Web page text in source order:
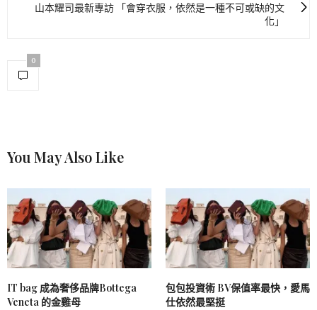
山本耀司最新專訪 「會穿衣服，依然是一種不可或缺的文
化」
0
You May Also Like
IT bag 成為奢侈品牌Bottega
Veneta 的金雞母
包包投資術 BV保值率最快，愛馬
仕依然最堅挺